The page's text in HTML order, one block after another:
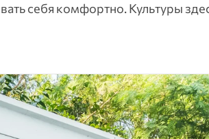
себя комфортно. Культуры